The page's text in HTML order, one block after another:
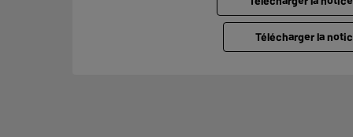
Télécharger la